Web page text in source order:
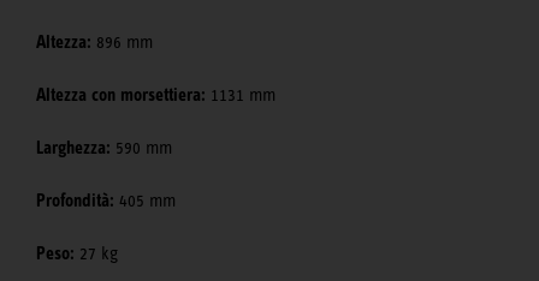
Altezza: 896 mm
Altezza con morsettiera: 1131 mm
Larghezza: 590 mm
Profondità: 405 mm
Peso: 27 kg